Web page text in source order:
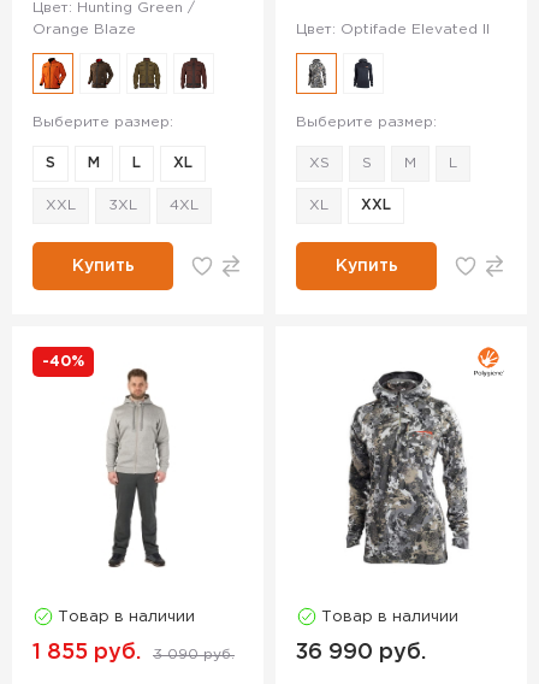
Цвет: Hunting Green /
Orange Blaze
Выберите размер:
S M L XL
XXL 3XL 4XL
Купить
Цвет: Optifade Elevated II
Выберите размер:
XS S M
XL XXL
Купить
-40%
Товар в наличии
1 855 руб. 3 090 руб.
Товар в наличии
36 990 руб.